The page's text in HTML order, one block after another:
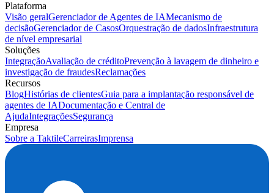
Plataforma
Visão geralGerenciador de Agentes de IAMecanismo de
decisãoGerenciador de CasosOrquestração de dadosInfraestrutura
de nível empresarial
Soluções
IntegraçãoAvaliação de créditoPrevenção à lavagem de dinheiro e
investigação de fraudesReclamações
Recursos
BlogHistórias de clientesGuia para a implantação responsável de
agentes de IADocumentação e Central de
AjudaIntegraçõesSegurança
Empresa
Sobre a TaktileCarreirasImprensa